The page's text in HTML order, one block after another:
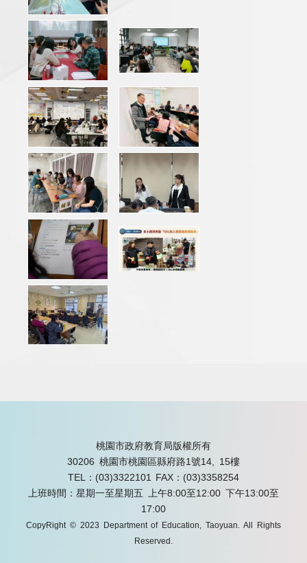
桃園市政府教育局版權所有
30206 桃園市桃園區縣府路1號14, 15樓
TEL：(03)3322101
FAX：(03)3358254
上班時間：星期一至星期五 上午8:00至12:00 下午13:00至
17:00
CopyRight © 2023 Department of Education, Taoyuan. All Rights
Reserved.